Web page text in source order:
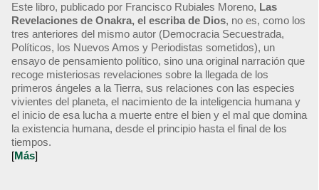
Este libro, publicado por Francisco Rubiales Moreno, Las
Revelaciones de Onakra, el escriba de Dios, no es, como los
tres anteriores del mismo autor (Democracia Secuestrada,
Políticos, los Nuevos Amos y Periodistas sometidos), un
ensayo de pensamiento político, sino una original narración que
recoge misteriosas revelaciones sobre la llegada de los
primeros ángeles a la Tierra, sus relaciones con las especies
vivientes del planeta, el nacimiento de la inteligencia humana y
el inicio de esa lucha a muerte entre el bien y el mal que domina
la existencia humana, desde el principio hasta el final de los
tiempos.
[Más]